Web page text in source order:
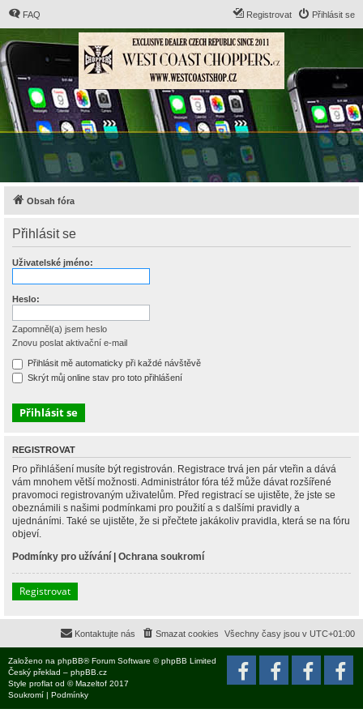
FAQ Přihlásit se
Registrovat
Obsah fóra
Přihlásit se
Uživatelské jméno:
Heslo:
Zapomněl(a) jsem heslo
Znovu poslat aktivační e-mail
Přihlásit mě automaticky při každé návštěvě
Skrýt můj online stav pro toto přihlášení
REGISTROVAT
Pro přihlášení musíte být registrován. Registrace trvá jen pár vteřin a dává
vám mnohem větší možnosti. Administrátor fóra též může dávat rozšířené
pravomoci registrovaným uživatelům. Před registrací se ujistěte, že jste se
obeznámili s našimi podmínkami pro použití a s dalšími pravidly a
ujednáními. Také se ujistěte, že si přečtete jakákoliv pravidla, která se na fóru
objeví.
Podmínky pro užívání | Ochrana soukromí
Registrovat
Všechny časy jsou v UTC+01:00
Smazat cookies
Kontaktujte nás
Založeno na phpBB® Forum Software © phpBB Limited
Český překlad – phpBB.cz
Style proflat od ©Mazeltof 2017
Soukromí | Podmínky